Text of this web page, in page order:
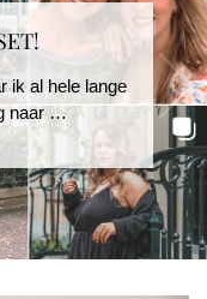
ik al hele lange
naar …